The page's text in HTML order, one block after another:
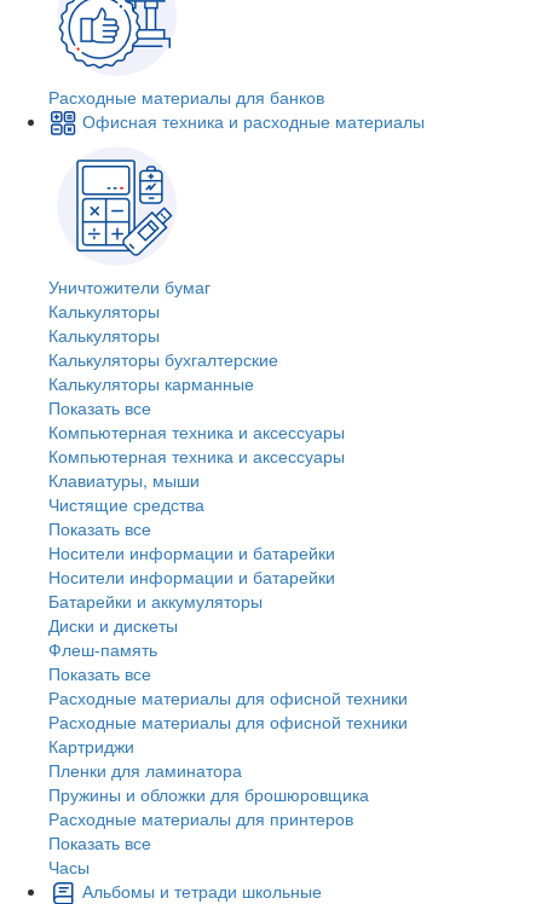
Расходные материалы для банков
Офисная техника и расходные материалы
Уничтожители бумаг
Калькуляторы
Калькуляторы
Калькуляторы бухгалтерские
Калькуляторы карманные
Показать все
Компьютерная техника и аксессуары
Компьютерная техника и аксессуары
Клавиатуры, мыши
Чистящие средства
Показать все
Носители информации и батарейки
Носители информации и батарейки
Батарейки и аккумуляторы
Диски и дискеты
Флеш-память
Показать все
Расходные материалы для офисной техники
Расходные материалы для офисной техники
Картриджи
Пленки для ламинатора
Пружины и обложки для брошюровщика
Расходные материалы для принтеров
Показать все
Часы
Альбомы и тетради школьные